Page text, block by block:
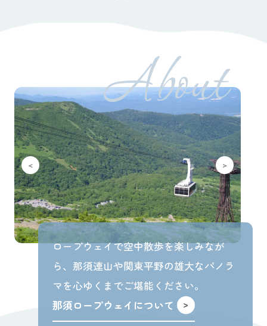
About
ロープウェイで空中散歩を楽しみなが
ら、那須連山や関東平野の雄大なパノラ
マを心ゆくまでご堪能ください。
那須ロープウェイについて